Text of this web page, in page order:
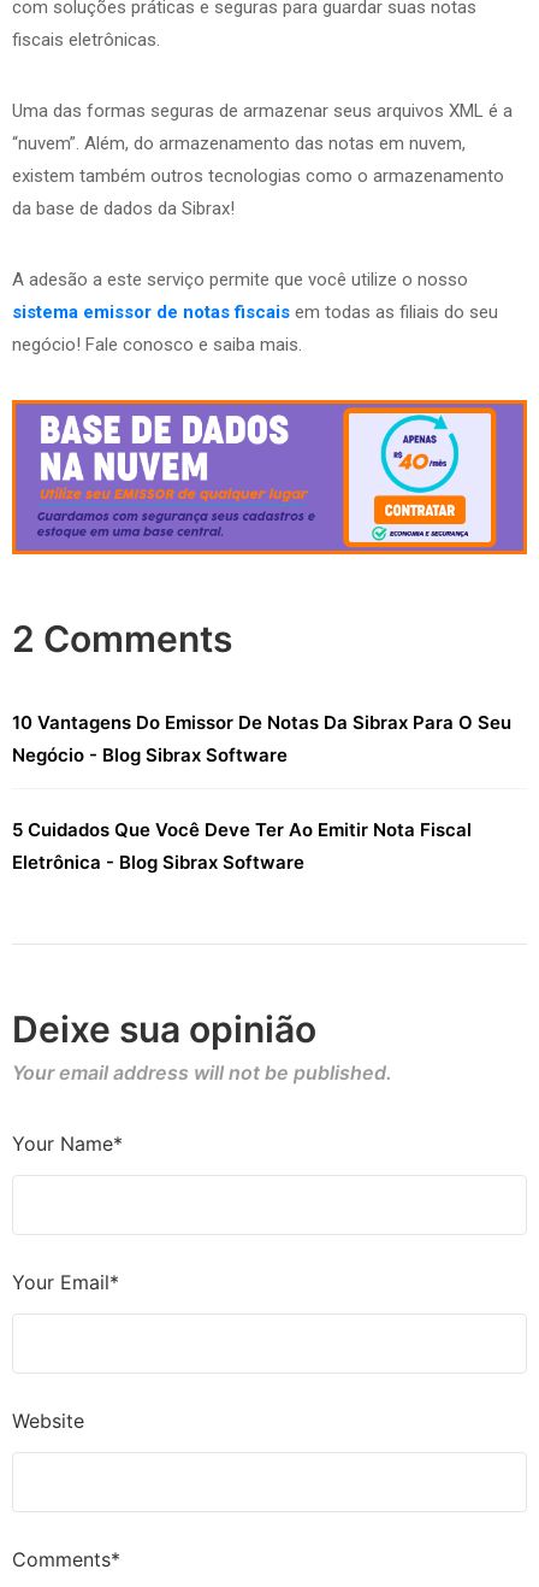
com soluções práticas e seguras para guardar suas notas
fiscais eletrônicas.
Uma das formas seguras de armazenar seus arquivos XML é a
“nuvem”. Além, do armazenamento das notas em nuvem,
existem também outros tecnologias como o armazenamento
da base de dados da Sibrax!
A adesão a este serviço permite que você utilize o nosso
sistema emissor de notas fiscais em todas as filiais do seu
negócio! Fale conosco e saiba mais.
2 Comments
10 Vantagens Do Emissor De Notas Da Sibrax Para O Seu
Negócio - Blog Sibrax Software
5 Cuidados Que Você Deve Ter Ao Emitir Nota Fiscal
Eletrônica - Blog Sibrax Software
Deixe sua opinião
Your email address will not be published.
Comments*
Your Name*
Your Email*
Website